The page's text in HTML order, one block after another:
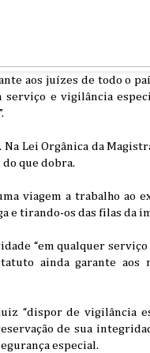
aos juízes de todo o
e vigilância
Lei Orgânica da
do que dobra.
viagem a trabalho ao
e tirando-os das filas da
“em qualquer
ainda garante aos
“dispor de vigilância
de sua
especial.